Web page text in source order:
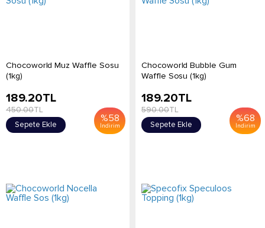
Chocoworld Muz Waffle Sosu
(1kg)
%58
İndirim
189.20TL
450.00TL
Sepete Ekle
Chocoworld Bubble Gum
Waffle Sosu (1kg)
%68
İndirim
189.20TL
590.00TL
Sepete Ekle